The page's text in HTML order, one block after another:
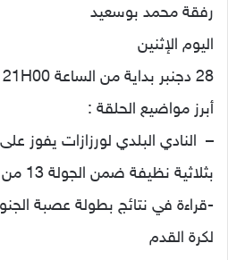
رفقة محمد بوسعيد
اليوم الإثنين
28 دجنبر بداية من الساعة 21H00
أبرز مواضيع الحلقة :
– النادي البلدي لورزازات
بثلاثية نظيفة ضمن الجولة 13 من بطولة الهواة
-قراءة في نتائج بطولة عصبة
لكرة القدم